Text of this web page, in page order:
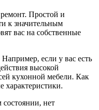
Простой и
к значительным
вас на собственные
если у вас есть
высокой
кухонной мебели. Как
характеристики.
нет